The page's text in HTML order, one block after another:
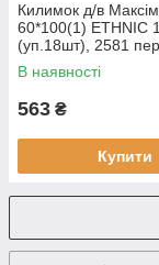
Килимок д/в
60*100(1) ETHNIC
(уп.18шт), 2581
білий
В наявності
563 ₴
Купити